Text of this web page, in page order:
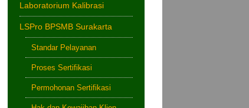
Laboratorium Kalibrasi
LSPro BPSMB Surakarta
Standar Pelayanan
Proses Sertifikasi
Permohonan Sertifikasi